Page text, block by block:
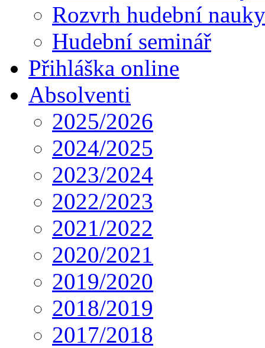
Rozvrh hudební
Hudební seminář
Přihláška online
Absolventi
2025/2026
2024/2025
2023/2024
2022/2023
2021/2022
2020/2021
2019/2020
2018/2019
2017/2018